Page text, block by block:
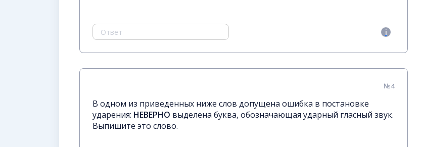
№4
В одном из приведенных ниже слов допущена ошибка в постановке
ударения: НЕВЕРНО выделена буква, обозначающая ударный гласный звук.
Выпишите это слово.